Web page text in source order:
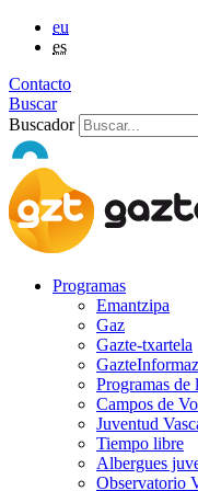
eu
es
Contacto
Buscar
Buscador
Programas
Emantzipa
Gaz
Gazte-txartela
Programas de
Campos de
Juventud
Tiempo libre
Albergues
Observatorio